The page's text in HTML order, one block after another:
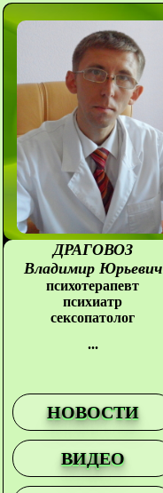
ДРАГОВОЗ
Владимир Юрьевич
психотерапевт
психиатр
сексопатолог
...
НОВОСТИ
ВИДЕО